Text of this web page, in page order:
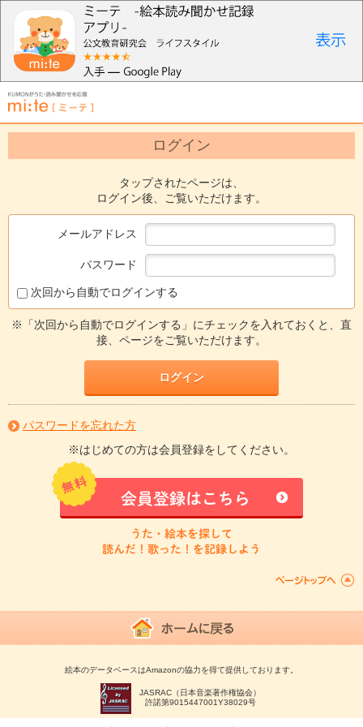
ログイン
タップされたページは、
ログイン後、ご覧いただけます。
メールアドレス
パスワード
次回から自動でログインする
※「次回から自動でログインする」にチェックを入れておくと、直
接、ページをご覧いただけます。
ログイン
パスワードを忘れた方
※はじめての方は会員登録をしてください。
会員登録はこちら
うた・絵本を探して
読んだ！歌った！を記録しよう
絵本のデータベースはAmazonの協力を得て提供しております。
JASRAC（日本音楽著作権協会）
許諾第9015447001Y38029号